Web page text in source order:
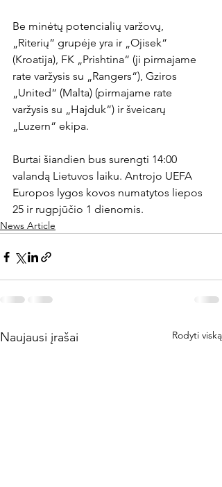
Be minėtų potencialių varžovų,
„Riterių“ grupėje yra ir „Ojisek“
(Kroatija), FK „Prishtina“ (ji pirmajame
rate varžysis su „Rangers“), Gziros
„United“ (Malta) (pirmajame rate
varžysis su „Hajduk“) ir šveicarų
„Luzern“ ekipa.
Burtai šiandien bus surengti 14:00
valandą Lietuvos laiku. Antrojo UEFA
Europos lygos kovos numatytos liepos
25 ir rugpjūčio 1 dienomis.
News Article
Naujausi įrašai Rodyti viską